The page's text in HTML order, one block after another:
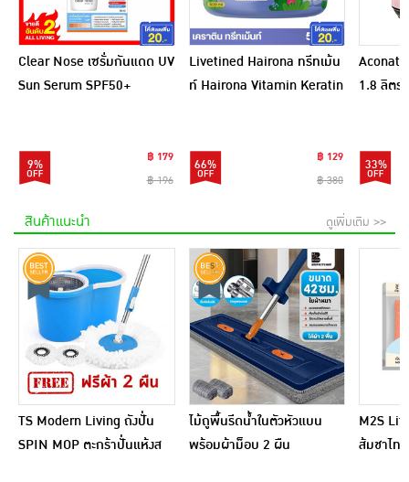
Clear Nose เซรั่มกันแดด UV
Sun Serum SPF50+
9%
฿ 179
฿ 196
Livetined Hairona ทรีทเม้น
ท์ Hairona Vitamin Keratin
66%
฿ 129
฿ 380
1.8 ลิตร
33%
สินค้าแนะนำ ดูเพิ่มเติม >>
TS Modern Living ถังปั่น
SPIN MOP ตะกร้าปั่นแห้งส
ไม้ถูพื้นรีดน้ำในตัวหัวแบน
พร้อมผ้าม็อบ 2 ผืน
M2S
ส้มชาไท